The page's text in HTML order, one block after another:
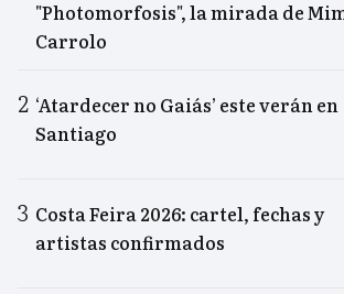
"Photomorfosis", la mirada de
Carrolo
‘Atardecer no Gaiás’ este verán en
Santiago
Costa Feira 2026: cartel, fechas y
artistas confirmados